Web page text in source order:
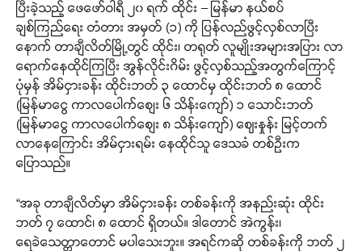
ပြီးခဲ့သည့် ဖေဖော်ဝါရီ ၂၀ ရက် ထိုင်း – မြန်မာ နယ်စပ်
ချစ်ကြည်ရေး တံတား အမှတ် (၁) ကို ပြန်လည်ဖွင့်လှစ်လာပြီး
နောက် တာချီလိတ်မြို့တွင် ထိုင်း၊ တရုတ် လူမျိုးအများအပြား လာ
ရောက်နေထိုင်ကြပြီး အွန်လိုင်းဂိမ်း ဖွင့်လှစ်သည့်အတွက်ကြောင့်
ပုံမှန် အိမ်ငှားခန်း ထိုင်းဘတ် ၃ ထောင်မှ ထိုင်းဘတ် ၈ ထောင်
(မြန်မာငွေ ကာလပေါက်စျေး ၆ သိန်းကျော်) ၁ သောင်းဘတ်
(မြန်မာငွေ ကာလပေါက်စျေး ၈ သိန်းကျော်) ဈေးနှုန်း မြင့်တက်
လာနေကြောင်း အိမ်ငှားရမ်း နေထိုင်သူ ဒေသခံ တစ်ဦးက
ပြောသည်။
“အခု တာချီလိတ်မှာ အိမ်ငှားခန်း တစ်ခန်းကို အနည်းဆုံး ထိုင်း
ဘတ် ၇ ထောင်၊ ၈ ထောင် ရှိတယ်။ ဒါတောင် အဲကွန်း၊
ရေခဲသေတ္တာတောင် မပါသေးဘူး။ အရင်ကဆို တစ်ခန်းကို ဘတ် ၂